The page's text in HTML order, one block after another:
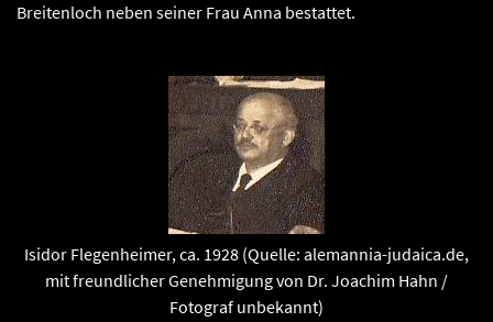
Breitenloch neben seiner Frau Anna bestattet.
Isidor Flegenheimer, ca. 1928 (Quelle: alemannia-judaica.de,
mit freundlicher Genehmigung von Dr. Joachim Hahn /
Fotograf unbekannt)